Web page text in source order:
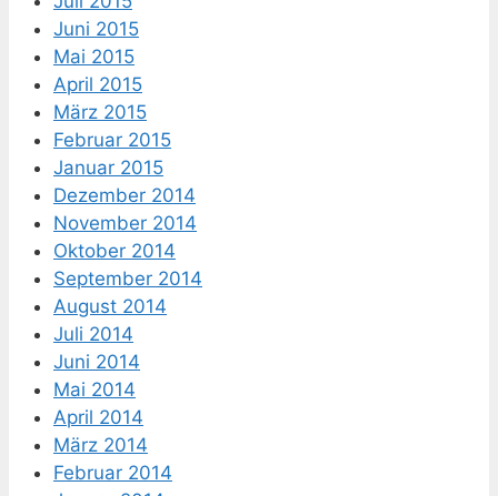
Juni 2015
Mai 2015
April 2015
März 2015
Februar 2015
Januar 2015
Dezember 2014
November 2014
Oktober 2014
September 2014
August 2014
Juli 2014
Juni 2014
Mai 2014
April 2014
März 2014
Februar 2014